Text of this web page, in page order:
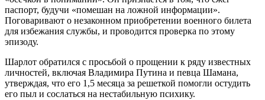
паспорт, будучи «помешан на ложной информации».
Поговаривают о незаконном приобретении военного билета
для избежания службы, и проводится проверка по этому
эпизоду.
Шарлот обратился с просьбой о прощении к ряду известных
личностей, включая Владимира Путина и певца Шамана,
утверждая, что его 1,5 месяца за решеткой помогли остудить
его пыл и сослаться на нестабильную психику.